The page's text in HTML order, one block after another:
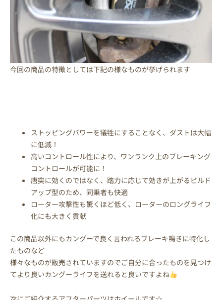
今回の商品の特徴としては下記の様なものが挙げられます
ストッピングパワーを犠牲にすることなく、ダストは大幅
に低減！
高いコントロール性により、ワンランク上のブレーキング
コントロールが可能に！
唐突に効くのではなく、踏力に応じて効きが上がるビルド
アップ型のため、同乗者も快適
ローター攻撃性も驚くほど低く、ローターのロングライフ
化にも大きく貢献
この商品以外にもカングーで良く言われるブレーキ鳴きに特化し
たものなど
様々なものが販売されていますのでご自分に合ったものを見つけ
てより良いカングーライフを送れると良いですよね